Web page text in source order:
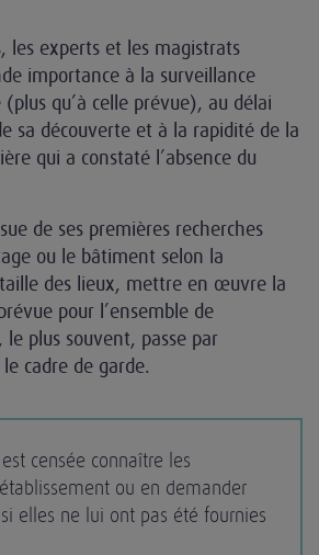
les experts et les magistrats
importance à la surveillance
qu’à celle prévue), au délai
sa découverte et à la rapidité de la
qui a constaté l’absence du
de ses premières recherches
ou le bâtiment selon la
des lieux, mettre en œuvre la
pour l’ensemble de
le plus souvent, passe par
cadre de garde.
censée connaître les
ou en demander
elles ne lui ont pas été fournies